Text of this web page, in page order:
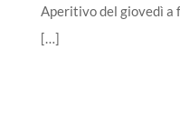
Aperitivo del giovedì a
[…]